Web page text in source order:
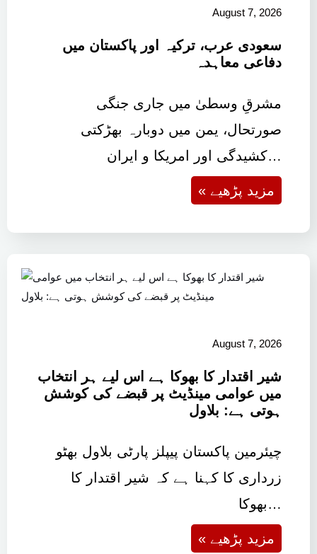
August 7, 2026
سعودی عرب، ترکیہ اور پاکستان میں
دفاعی معاہدہ
مشرقِ وسطیٰ میں جاری جنگی
صورتحال، یمن میں دوبارہ بھڑکتی
کشیدگی اور امریکا و ایران…
« مزید پڑھیے
August 7, 2026
شیر اقتدار کا بھوکا ہے اس لیے ہر انتخاب
میں عوامی مینڈیٹ پر قبضے کی کوشش
ہوتی ہے: بلاول
چیئرمین پاکستان پیپلز پارٹی بلاول بھٹو
زرداری کا کہنا ہے کہ شیر اقتدار کا
بھوکا…
« مزید پڑھیے